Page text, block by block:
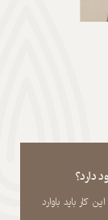
دارد؟
باید باوارد